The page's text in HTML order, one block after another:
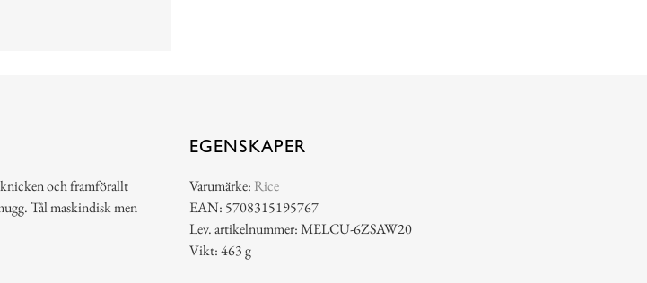
och framförallt
Tål maskindisk men
EGENSKAPER
Varumärke: Rice
EAN: 5708315195767
Lev. artikelnummer: MELCU-6ZSAW20
Vikt: 463 g